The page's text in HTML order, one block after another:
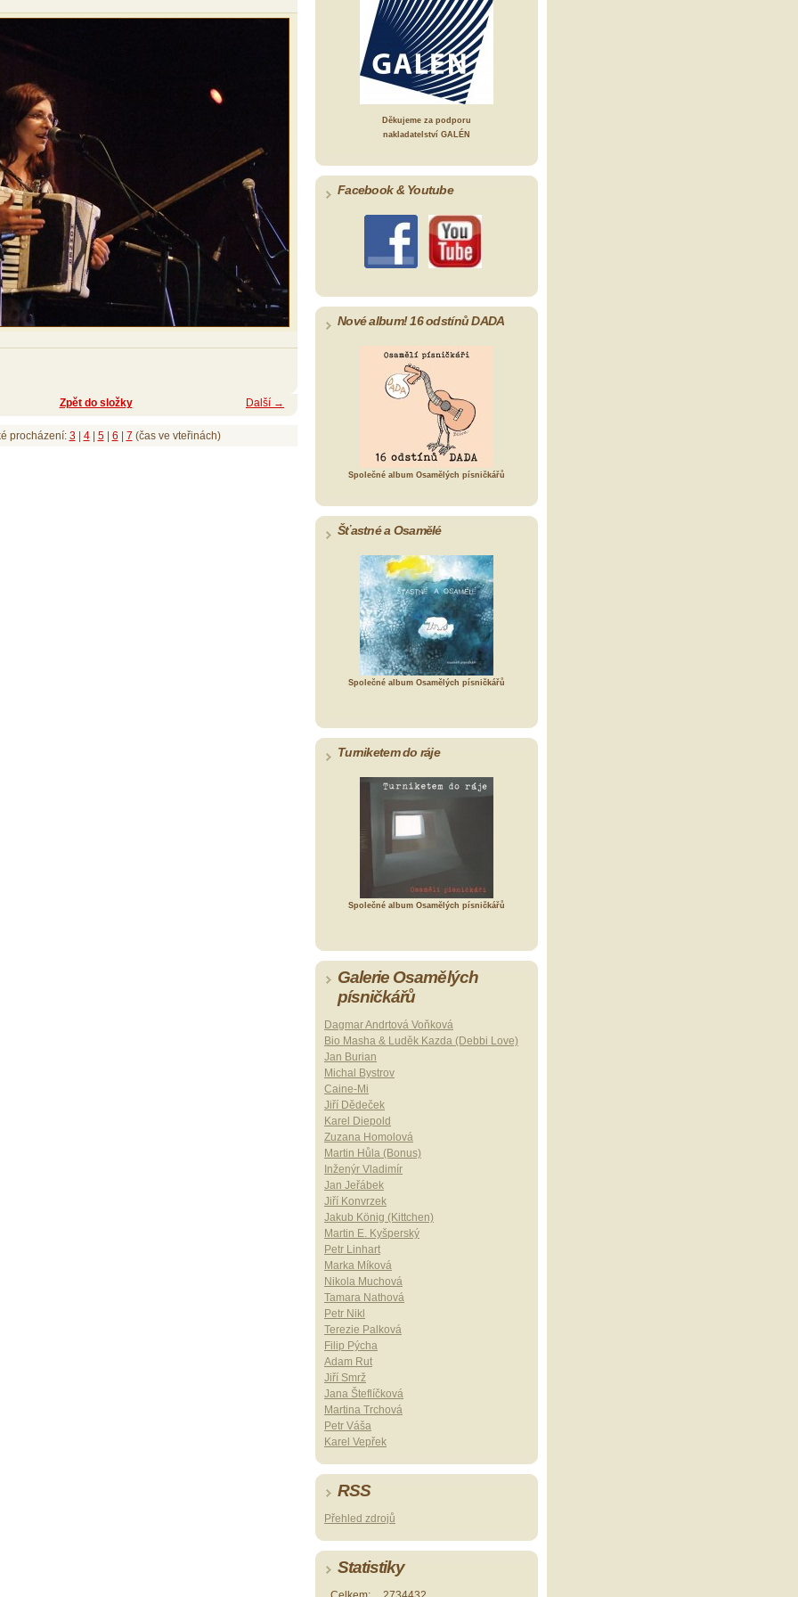
Další →
Zpět do složky
procházení: 3| 4| 5| 6 7 (čas ve vteřinách)
Děkujeme za podporu
nakladatelství GALÉN
Facebook & Youtube
Nové album! 16 odstínů DADA
Společné album Osamělých písničkářů
Šťastné a Osamělé
Společné album Osamělých písničkářů
Turniketem do ráje
Společné album Osamělých písničkářů
Galerie Osamělých
písničkářů
Dagmar Andrtová Voňková
Bio Masha & Luděk Kazda (Debbi Love)
Jan Burian
Michal Bystrov
Caine-Mi
Jiří Dědeček
Karel Diepold
Zuzana Homolová
Martin Hůla (Bonus)
Inženýr Vladimír
Jan Jeřábek
Jiří Konvrzek
Jakub König (Kittchen)
Martin E. Kyšperský
Petr Linhart
Marka Míková
Nikola Muchová
Tamara Nathová
Petr Nikl
Terezie Palková
Filip Pýcha
Adam Rut
Jiří Smrž
Jana Šteflíčková
Martina Trchová
Petr Váša
Karel Vepřek
RSS
Přehled zdrojů
Statistiky